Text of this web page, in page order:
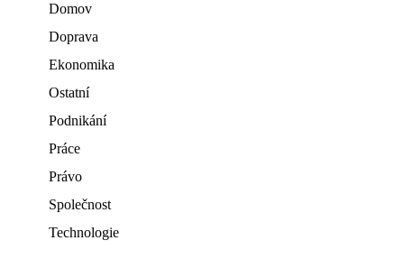
Domov
Doprava
Ekonomika
Ostatní
Podnikání
Práce
Právo
Společnost
Technologie